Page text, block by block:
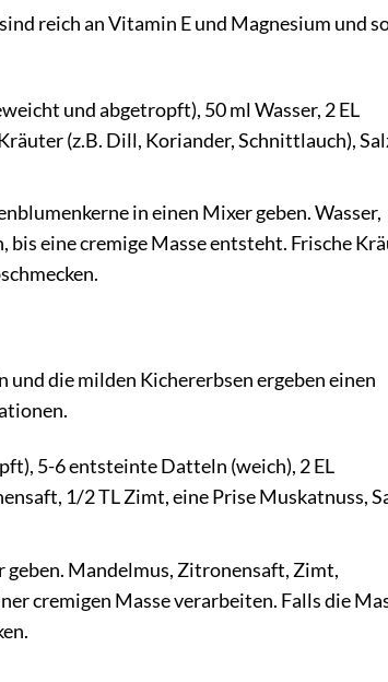
reich an Vitamin E und Magnesium und
und abgetropft), 50 ml Wasser, 2 EL
(z.B. Dill, Koriander, Schnittlauch),
in einen Mixer geben. Wasser,
eine cremige Masse entsteht. Frische
die milden Kichererbsen ergeben einen
5-6 entsteinte Datteln (weich), 2 EL
1/2 TL Zimt, eine Prise Muskatnuss,
Mandelmus, Zitronensaft, Zimt,
cremigen Masse verarbeiten. Falls die